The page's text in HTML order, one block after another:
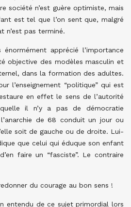
société n’est guère optimiste, mais
est tel que l’on sent que, malgré
n’est pas terminé.
apprécié l’importance
objective des modèles masculin et
dans la formation des adultes.
l’enseignement “politique” qui est
en effet le sens de l’autorité
il n’y a pas de démocratie
de 68 conduit un jour ou
soit de gauche ou de droite. Lui-
que celui qui éduque son enfant
faire un “fasciste”. Le contraire
du courage au bon sens !
entendu de ce sujet primordial lors